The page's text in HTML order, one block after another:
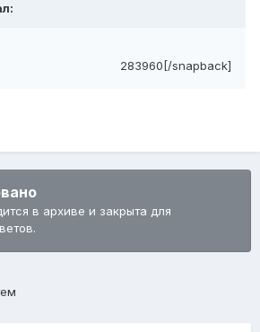
283960[/snapback]
в архиве и закрыта для